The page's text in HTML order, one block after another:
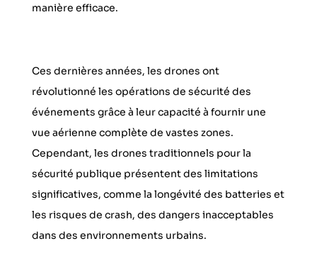
manière efficace.
Ces dernières années, les drones ont
révolutionné les opérations de sécurité des
événements grâce à leur capacité à fournir une
vue aérienne complète de vastes zones.
Cependant, les drones traditionnels pour la
sécurité publique présentent des limitations
significatives, comme la longévité des batteries et
les risques de crash, des dangers inacceptables
dans des environnements urbains.